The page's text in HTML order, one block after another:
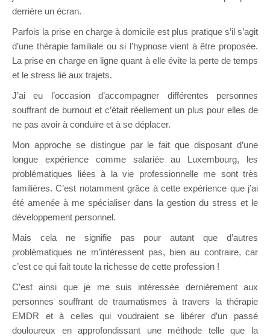
derrière un écran.
Parfois la prise en charge à domicile est plus pratique s’il s’agit
d’une thérapie familiale ou si l’hypnose vient à être proposée.
La prise en charge en ligne quant à elle évite la perte de temps
et le stress lié aux trajets.
J’ai eu l’occasion d’accompagner différentes personnes
souffrant de burnout et c’était réellement un plus pour elles de
ne pas avoir à conduire et à se déplacer.
Mon approche se distingue par le fait que disposant d’une
longue expérience comme salariée au Luxembourg, les
problématiques liées à la vie professionnelle me sont très
familières. C’est notamment grâce à cette expérience que j’ai
été amenée à me spécialiser dans la gestion du stress et le
développement personnel.
Mais cela ne signifie pas pour autant que d’autres
problématiques ne m’intéressent pas, bien au contraire, car
c’est ce qui fait toute la richesse de cette profession !
C’est ainsi que je me suis intéressée dernièrement aux
personnes souffrant de traumatismes à travers la thérapie
EMDR et à celles qui voudraient se libérer d’un passé
douloureux en approfondissant une méthode telle que la